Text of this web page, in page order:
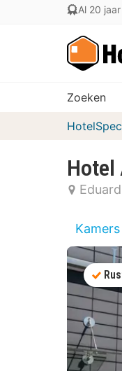
Al 20
Zoeken
Hotel
Kamers